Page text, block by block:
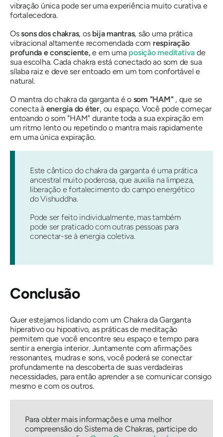
vibração única pode ser uma experiência muito curativa e
fortalecedora.
Ossons dos chakras, os bija mantras, são uma prática
vibracional altamente recomendada com respiração
profunda e consciente,e em uma posição meditativa de
sua escolha. Cada chakra está conectado ao som de sua
sílaba raiz e deve ser entoado em um tom confortável e
natural.
O mantra do chakra da garganta é o som "HAM" , que se
conecta àenergia do éter, ou espaço. Você pode começar
entoando o som "HAM" durante toda a sua expiração em
um ritmo lento ou repetindo o mantra mais rapidamente
em uma única expiração.
Este cântico do chakra da garganta é uma prática
ancestral muito poderosa, que auxilia na limpeza,
liberação e fortalecimento do campo energético
do Vishuddha.
Pode ser feito individualmente, mas também
pode ser praticado com outras pessoas para
conectar-se à energia coletiva.
Conclusão
Quer estejamos lidando com um Chakra da Garganta
hiperativo ou hipoativo, as práticas de meditação
permitem que você encontre seu espaço e tempo para
sentir a energia interior. Juntamente com afirmações
ressonantes, mudras e sons, você poderá se conectar
profundamente na descoberta de suas verdadeiras
necessidades, para então aprender a se comunicar consigo
mesmo e com os outros.
Para obter mais informações e uma melhor
compreensão do Sistema de Chakras, participe do